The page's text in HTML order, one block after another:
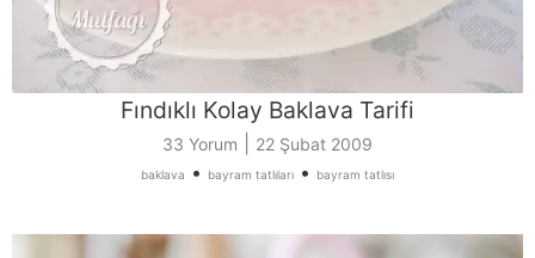
Fındıklı Kolay Baklava Tarifi
33 Yorum 22 Şubat 2009
baklava • bayram tatlıları • bayram tatlısı